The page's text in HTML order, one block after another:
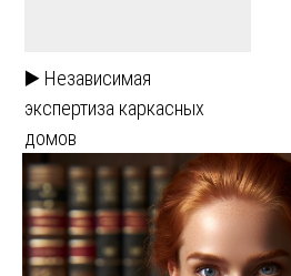
▶️ Независимая
экспертиза каркасных
домов